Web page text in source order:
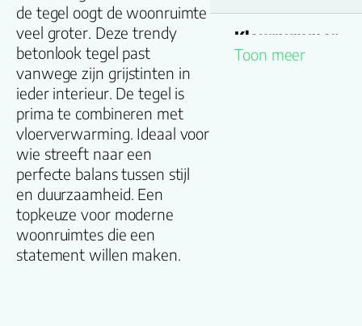
de tegel oogt de woonruimte
veel groter. Deze trendy
betonlook tegel past
vanwege zijn grijstinten in
ieder interieur. De tegel is
prima te combineren met
vloerverwarming. Ideaal voor
wie streeft naar een
perfecte balans tussen stijl
en duurzaamheid. Een
topkeuze voor moderne
woonruimtes die een
statement willen maken.
Kleurnummer
Toon meer